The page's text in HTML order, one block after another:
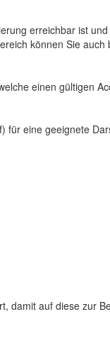
erreichbar ist
können Sie auch
einen gültigen
für eine geeignete
damit auf diese zur